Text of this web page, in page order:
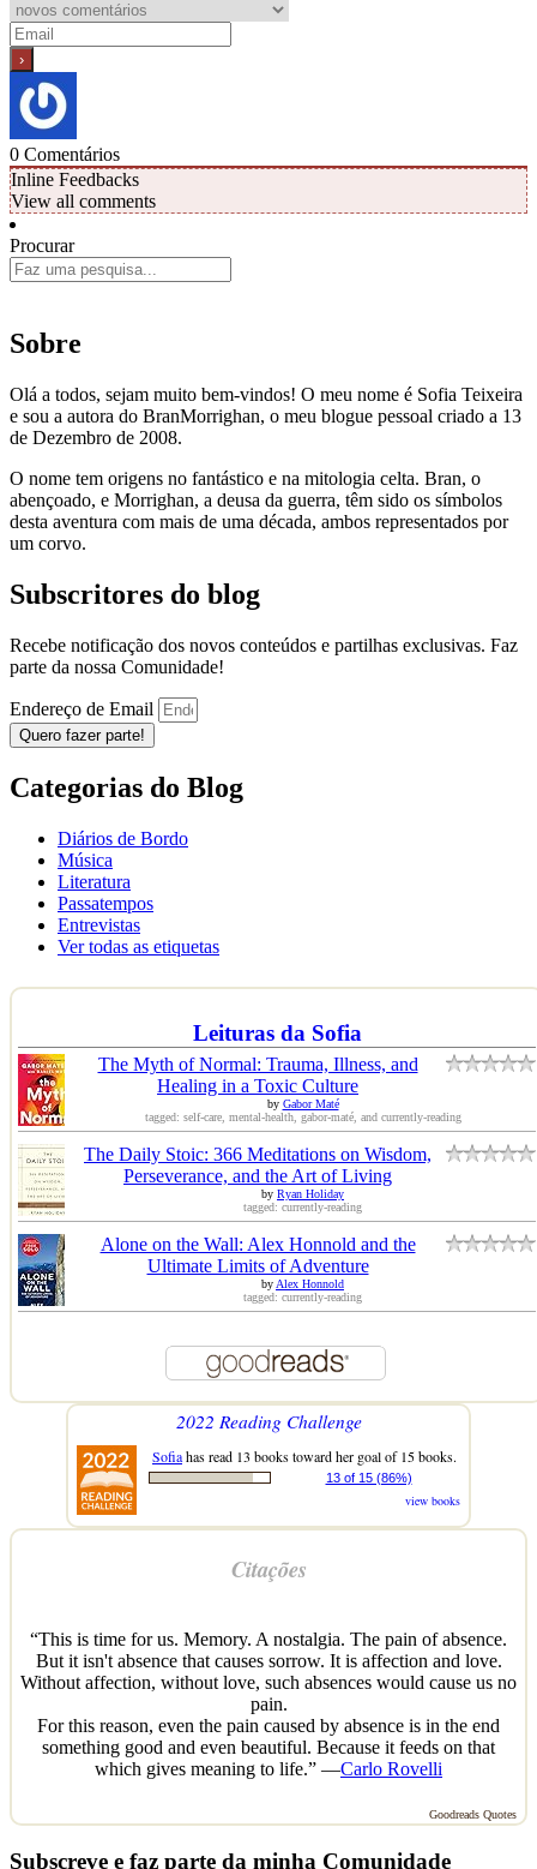
0 Comentários
Inline Feedbacks
View all comments
Procurar
Sobre
Olá a todos, sejam muito bem-vindos! O meu nome é Sofia Teixeira
e sou a autora do BranMorrighan, o meu blogue pessoal criado a 13
de Dezembro de 2008.
O nome tem origens no fantástico e na mitologia celta. Bran, o
abençoado, e Morrighan, a deusa da guerra, têm sido os símbolos
desta aventura com mais de uma década, ambos representados por
um corvo.
Subscritores do blog
Recebe notificação dos novos conteúdos e partilhas exclusivas. Faz
parte da nossa Comunidade!
Endereço de Email
Quero fazer parte!
Categorias do Blog
Diários de Bordo
Música
Literatura
Passatempos
Entrevistas
Ver todas as etiquetas
Leituras da Sofia
The Myth of Normal: Trauma, Illness, and
Healing in a Toxic Culture
by Gabor Maté
tagged: self-care, mental-health, gabor-maté, and currently-reading
The Daily Stoic: 366 Meditations on Wisdom,
Perseverance, and the Art of Living
by Ryan Holiday
tagged: currently-reading
Alone on the Wall: Alex Honnold and the
Ultimate Limits of Adventure
byAlex Honnold
tagged: currently-reading
2022 Reading Challenge
Sofiahas read 13 books toward her goal of 15 books.
13 of 15 (86%)
view books
Citações
“This is time for us. Memory. A nostalgia. The pain of absence.
But it isn't absence that causes sorrow. It is affection and love.
Without affection, without love, such absences would cause us no
pain.
For this reason, even the pain caused by absence is in the end
something good and even beautiful. Because it feeds on that
which gives meaning to life.” —Carlo Rovelli
Goodreads Quotes
Subscreve e faz parte da minha Comunidade